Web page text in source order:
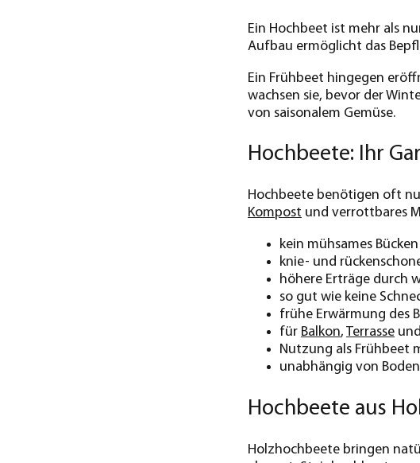
Ein Hochbeet ist mehr als
Aufbau ermöglicht das
Ein Frühbeet hingegen
wachsen sie, bevor der
von saisonalem Gemüse.
Hochbeete: Ihr
Hochbeete benötigen oft
Kompost und verrottbares
kein mühsames
knie- und
höhere Erträge durch
so gut wie keine
frühe Erwärmung des
für Balkon, Terrasse und
Nutzung als Frühbeet
unabhängig von
Hochbeete aus
Holzhochbeete bringen